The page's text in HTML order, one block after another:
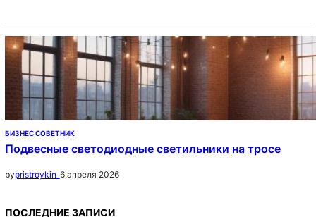
БИЗНЕС СОВЕТНИК
Подвесные светодиодные светильники на тросе
bypristroykin_ 6 апреля 2026
ПОСЛЕДНИЕ ЗАПИСИ